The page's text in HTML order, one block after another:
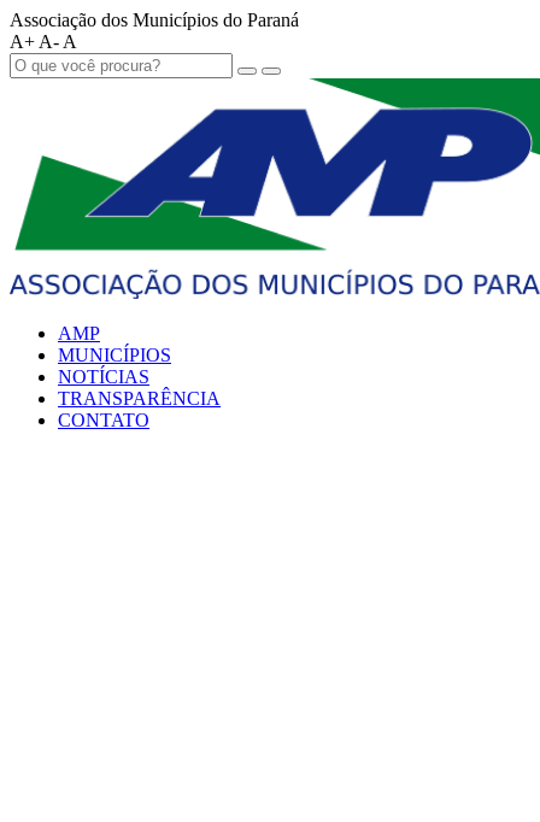
Associação dos Municípios do Paraná
A+ A- A
AMP
MUNICÍPIOS
NOTÍCIAS
TRANSPARÊNCIA
CONTATO